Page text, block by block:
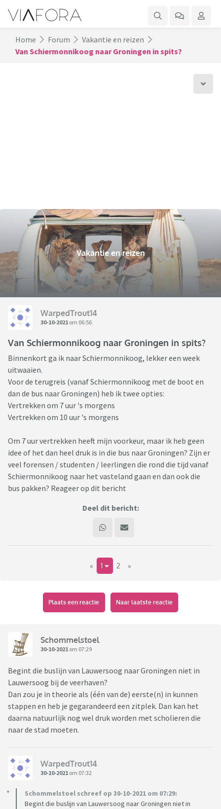
Home Forum
Vakantie en reizen
Van Schiermonnikoog naar Groningen in spits?
Vakantie en reizen
WarpedTrout14
30-10-2021 om 06:56
Van Schiermonnikoog naar Groningen in spits?
Binnenkort ga ik naar Schiermonnikoog, lekker een week
uitwaaien.
Voor de terugreis (vanaf Schiermonnikoog met de boot en
dan de bus naar Groningen) heb ik twee opties:
Vertrekken om 7 uur 's morgens
Vertrekken om 10 uur 's morgens
Om 7 uur vertrekken heeft mijn voorkeur, maar ik heb geen
idee of het dan heel druk is in die bus naar Groningen? Zijn er
veel forensen / studenten / leerlingen die rond die tijd vanaf
Schiermonnikoog naar het vasteland gaan en dan ook die
bus pakken? Reageer op dit bericht
Deel dit bericht:
« 1 2 »
Plaats een reactie Naar laatste reactie
Schommelstoel
30-10-2021 om 07:29
Begint die buslijn van Lauwersoog naar Groningen niet in
Lauwersoog bij de veerhaven?
Dan zou je in theorie als (één van de) eerste(n) in kunnen
stappen en heb je gegarandeerd een zitplek. Dan kan het
daarna natuurlijk nog wel druk worden met scholieren die
naar de stad moeten.
WarpedTrout14
30-10-2021 om 07:32
Schommelstoel schreef op 30-10-2021 om 07:29:
Begint die buslijn van Lauwersoog naar Groningen niet in